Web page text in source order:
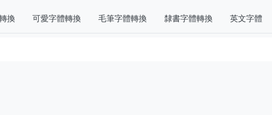
換 可愛字體轉換 毛筆字體轉換 隸書字體轉換 英文字體